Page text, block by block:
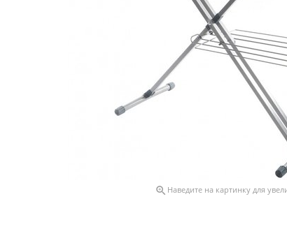
 Наведите на картинку для